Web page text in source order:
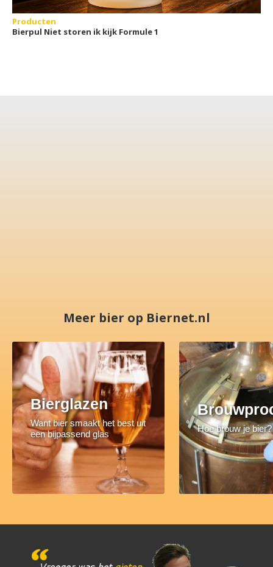
Producten
Bierpul Niet storen ik kijk Formule 1
Meer bier op Biernet.nl
Bierglazen
Want bier smaakt het best uit
een bijpassend glas
Hoe brouw je bier?